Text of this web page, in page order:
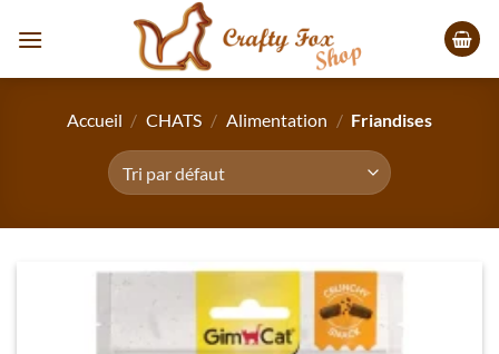
Accueil / CHATS / Alimentation / Friandises